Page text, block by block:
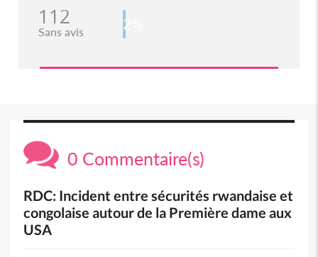
112
Sans avis 2%
0 Commentaire(s)
RDC: Incident entre sécurités rwandaise et
congolaise autour de la Première dame aux
USA